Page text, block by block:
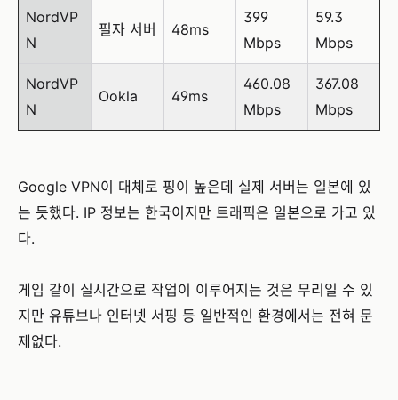
NordVP
N
필자 서버 48ms
399
Mbps
59.3
Mbps
NordVP
N
Ookla 49ms
460.08
Mbps
367.08
Mbps
Google VPN이 대체로 핑이 높은데 실제 서버는 일본에 있
는 듯했다. IP 정보는 한국이지만 트래픽은 일본으로 가고 있
다.
게임 같이 실시간으로 작업이 이루어지는 것은 무리일 수 있
지만 유튜브나 인터넷 서핑 등 일반적인 환경에서는 전혀 문
제없다.